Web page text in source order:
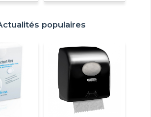
populaires